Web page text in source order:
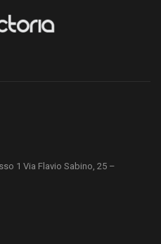
1 Via Flavio Sabino, 25 –